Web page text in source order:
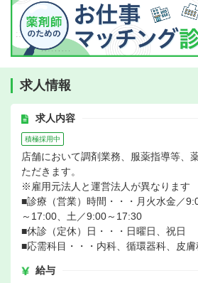
求人情報
求人内容
積極採用中
店舗において調剤業務、服薬指導等、
ただきます。
※雇用元法人と運営法人が異なります
■診療（営業）時間・・・月火水金／
～17:00、土／9:00～17:30
■休診（定休）日・・・日曜日、祝日
■応需科目・・・内科、循環器科、皮
給与